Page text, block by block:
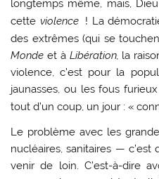
longtemps même, mais,
cette violence ! La
des extrêmes (qui se
Mondeet à Libération, la
violence, c’est pour la
jaunasses, ou les fous
tout d’un coup, un jour : «
Le problème avec les
nucléaires, sanitaires — c’est
venir de loin. C’est-à-dire